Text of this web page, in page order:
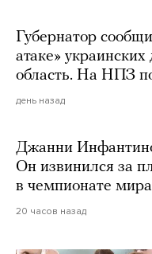
Губернатор
атаке»
область. На НПЗ
день назад
Джанни
Он извинился за
в чемпионате
20 часов назад